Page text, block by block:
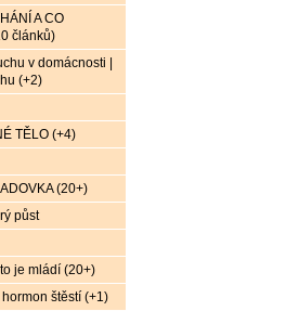
A CO
článků)
v domácnosti |
(+2)
TĚLO (+4)
(20+)
půst
je mládí (20+)
štěstí (+1)